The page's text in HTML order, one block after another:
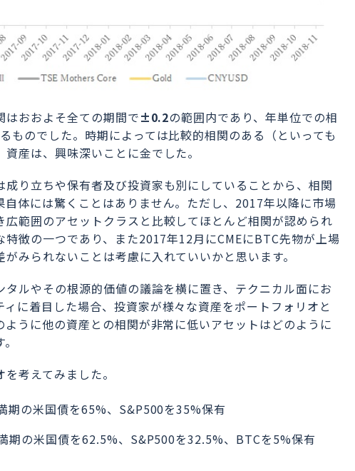
はおおよそ全ての期間で±0.2の範囲内であり、年単位での相
ものでした。時期によっては比較的相関のある（といっても
産は、興味深いことに金でした。
り立ちや保有者及び投資家も別にしていることから、相関
体には驚くことはありません。ただし、2017年以降に市場
範囲のアセットクラスと比較してほとんど相関が認められ
徴の一つであり、また2017年12月にCMEにBTC先物が上場
みられないことは考慮に入れていいかと思います。
ルやその根源的価値の議論を横に置き、テクニカル面にお
に着目した場合、投資家が様々な資産をポートフォリオと
ように他の資産との相関が非常に低いアセットはどのように
考えてみました。
期の米国債を65%、S&P500を35%保有
期の米国債を62.5%、S&P500を32.5%、BTCを5%保有